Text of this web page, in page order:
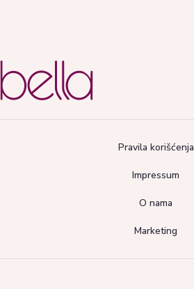
Pravila korišćenja
Impressum
O nama
Marketing